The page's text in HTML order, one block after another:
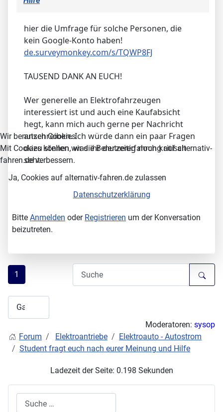
hier die Umfrage für solche Personen, die
kein Google-Konto haben!
de.surveymonkey.com/s/TQWP8FJ
TAUSEND DANK AN EUCH!
Wer generelle an Elektrofahrzeugen
interessiert ist und auch eine Kaufabsicht
hegt, kann mich auch gerne per Nachricht
anschreiben. Ich würde dann ein paar Fragen
dazu stellen, was ihr derzeitig noch kritisch
seht.
Bitte Anmelden oder Registrieren um der Konversation
beizutreten.
1
Moderatoren: sysop
Forum
Elektroantriebe
Elektroauto - Autostrom
Student fragt euch nach eurer Meinung und Hilfe
Ladezeit der Seite: 0.198 Sekunden
Wir benutzen Cookies
Mit Cookies können wir die Benutzererfahrung auf alternativ-
fahren.de verbessern.
Ja, Cookies auf alternativ-fahren.de zulassen
Datenschutzerklärung